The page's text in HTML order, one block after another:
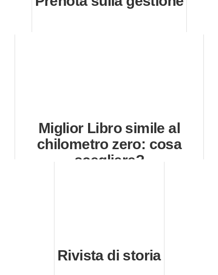
Miglior Libro simile al
chilometro zero: cosa
scegliere?
Rivista di storia